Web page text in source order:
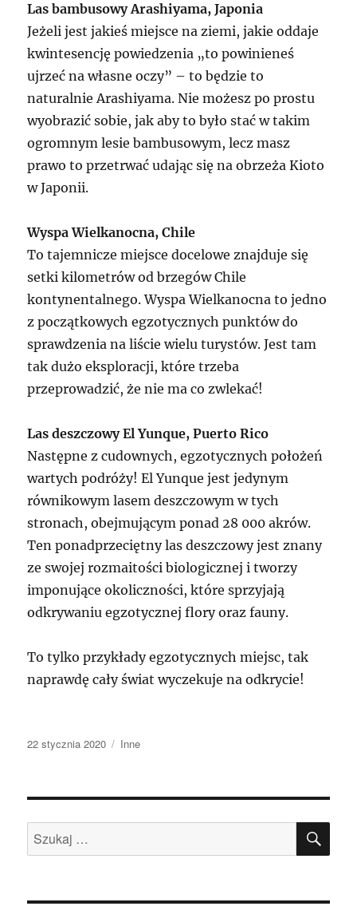
Las bambusowy Arashiyama, Japonia
Jeżeli jest jakieś miejsce na ziemi, jakie oddaje
kwintesencję powiedzenia „to powinieneś
ujrzeć na własne oczy” – to będzie to
naturalnie Arashiyama. Nie możesz po prostu
wyobrazić sobie, jak aby to było stać w takim
ogromnym lesie bambusowym, lecz masz
prawo to przetrwać udając się na obrzeża Kioto
w Japonii.
Wyspa Wielkanocna, Chile
To tajemnicze miejsce docelowe znajduje się
setki kilometrów od brzegów Chile
kontynentalnego. Wyspa Wielkanocna to jedno
z początkowych egzotycznych punktów do
sprawdzenia na liście wielu turystów. Jest tam
tak dużo eksploracji, które trzeba
przeprowadzić, że nie ma co zwlekać!
Las deszczowy El Yunque, Puerto Rico
Następne z cudownych, egzotycznych położeń
wartych podróży! El Yunque jest jedynym
równikowym lasem deszczowym w tych
stronach, obejmującym ponad 28 000 akrów.
Ten ponadprzeciętny las deszczowy jest znany
ze swojej rozmaitości biologicznej i tworzy
imponujące okoliczności, które sprzyjają
odkrywaniu egzotycznej flory oraz fauny.
To tylko przykłady egzotycznych miejsc, tak
naprawdę cały świat wyczekuje na odkrycie!
Data
22 stycznia 2020 Kategorie
Inne
Szukaj: